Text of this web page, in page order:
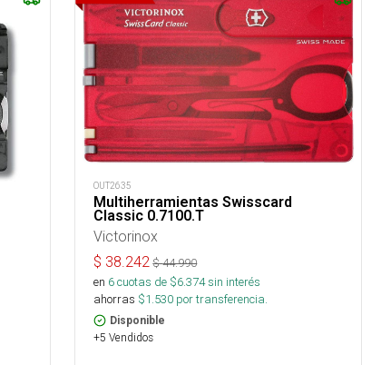
OUT2635
Multiherramientas Swisscard
Classic 0.7100.T
Victorinox
$ 38.242 $44.990
en 6cuotas de $6.374sin interés
ahorras $1.530 por transferencia.
Disponible
+5 Vendidos